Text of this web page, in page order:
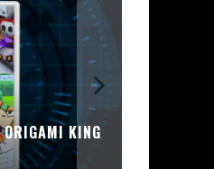
KING